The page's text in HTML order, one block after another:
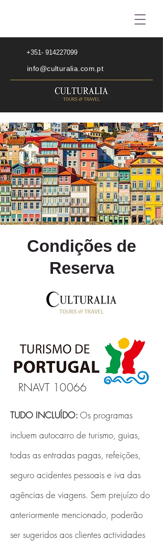
+351- 914227099
info@culturalia.com.pt
Condições de
Reserva
RNAVT 10066
TUDO INCLUÍDO: Os programas
incluem autocarro de turismo, guias,
todas as entradas pagas, refeições,
seguro acidentes pessoais e iva das
agências de viagens. Sem prejuízo do
anteriormente mencionado, poderão
ser sugeridos aos clientes actividades